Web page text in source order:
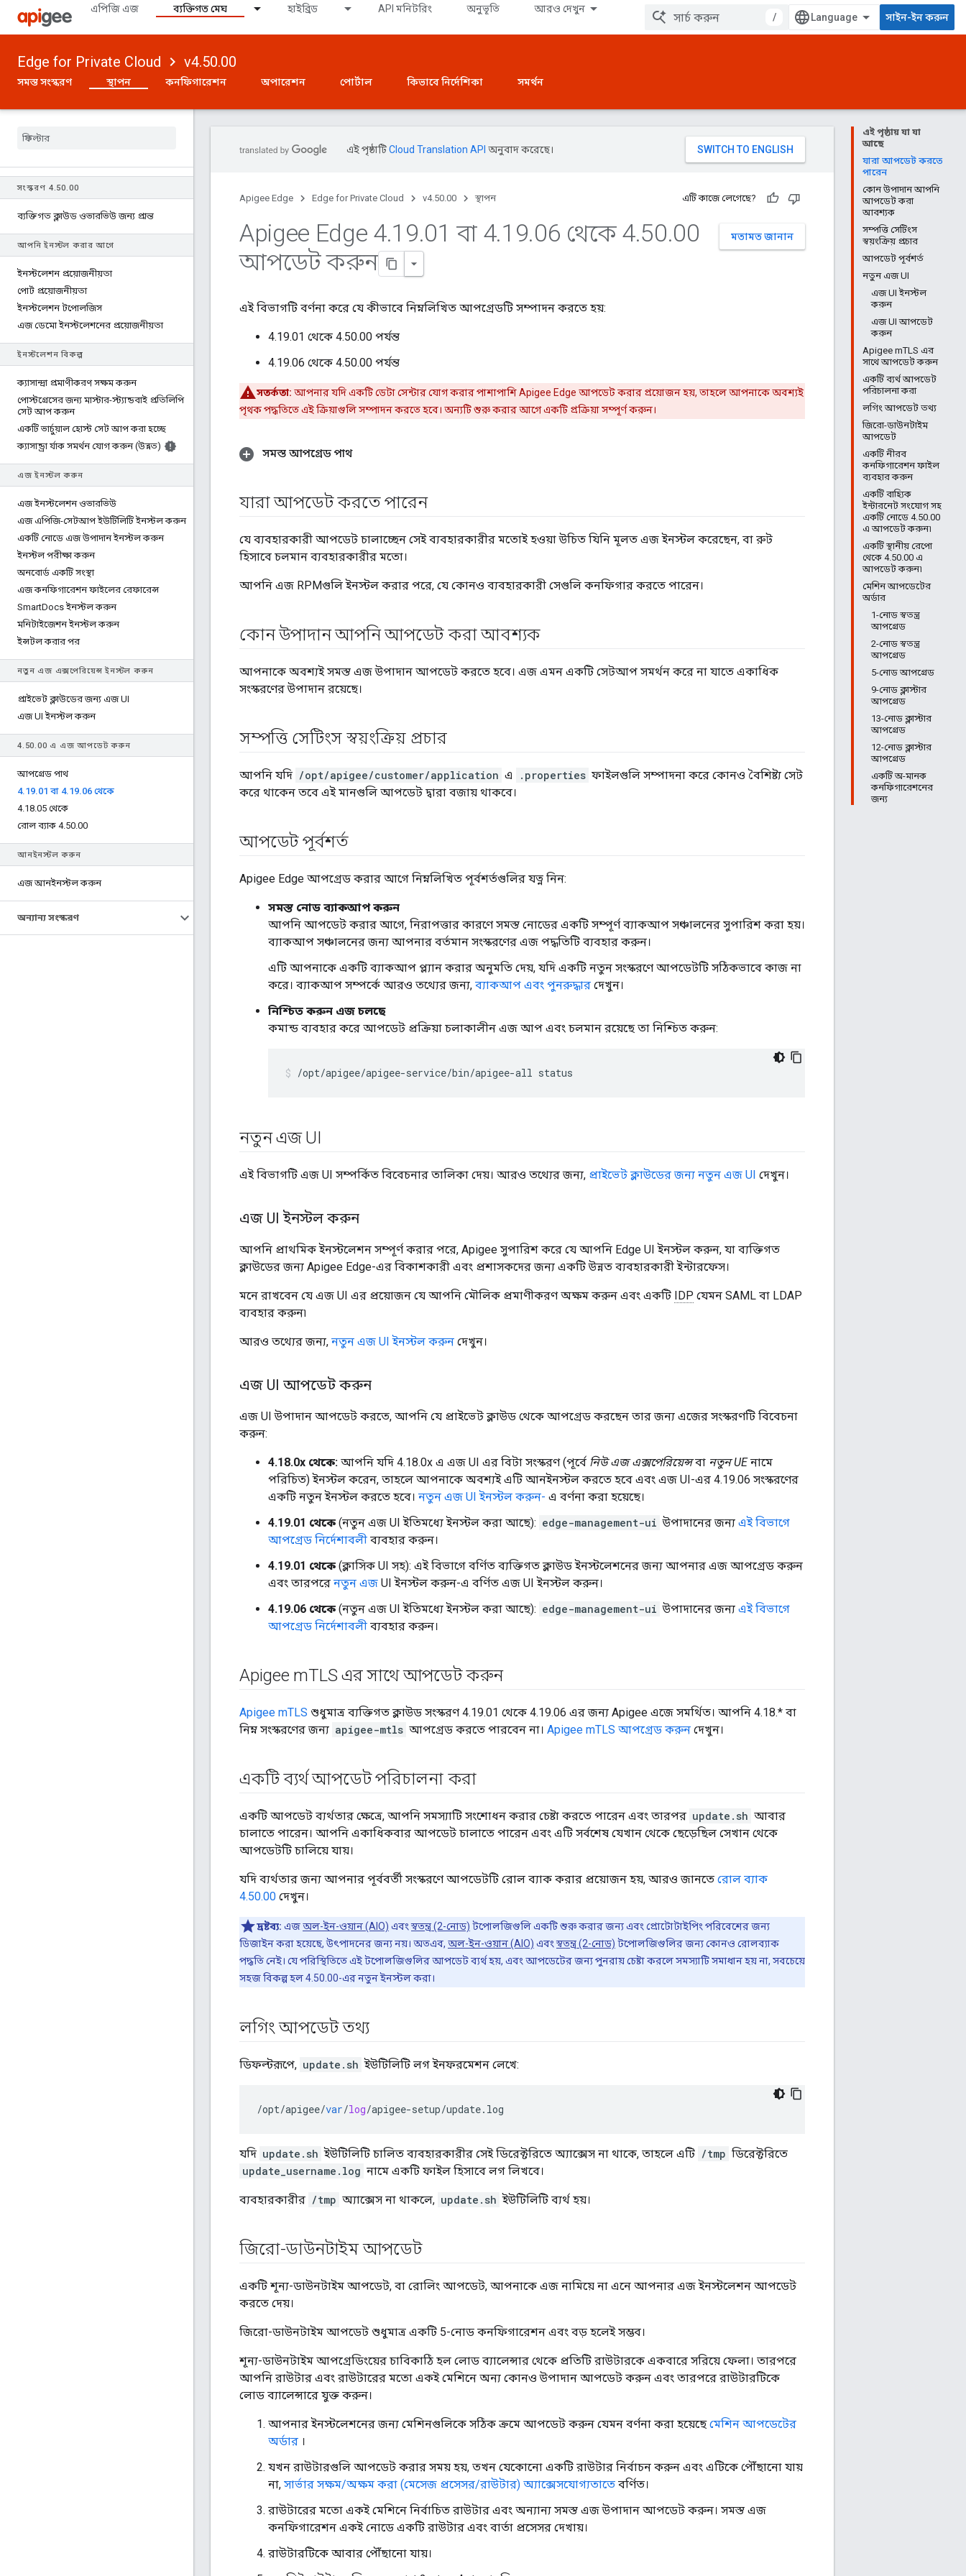
এপিজি এজ ব্যক্তিগত মেঘ হাইব্রিড API মনিটরিং অনুভূতি আরও দেখুন
/ সাইন-ইন করুন
Edge for Private Cloud v4.50.00
সমস্ত সংস্করণ স্থাপন কনফিগারেশন অপারেশন পোর্টাল কিভাবে নির্দেশিকা সমর্থন
সংস্করণ 4.50.00
ব্যক্তিগত ক্লাউড ওভারভিউ জন্য প্রান্ত
আপনি ইনস্টল করার আগে
ইনস্টলেশন প্রয়োজনীয়তা
পোর্ট প্রয়োজনীয়তা
ইনস্টলেশন টপোলজিস
এজ ডেমো ইনস্টলেশনের প্রয়োজনীয়তা
ইনস্টলেশন বিকল্প
ক্যাসান্দ্রা প্রমাণীকরণ সক্ষম করুন
পোস্টগ্রেসের জন্য মাস্টার-স্ট্যান্ডবাই প্রতিলিপি
সেট আপ করুন
একটি ভার্চুয়াল হোস্ট সেট আপ করা হচ্ছে
ক্যাসান্ড্রা র্যাক সমর্থন যোগ করুন (উন্নত)
এজ ইনস্টল করুন
এজ ইনস্টলেশন ওভারভিউ
এজ এপিজি-সেটআপ ইউটিলিটি ইনস্টল করুন
একটি নোডে এজ উপাদান ইনস্টল করুন
ইনস্টল পরীক্ষা করুন
অনবোর্ড একটি সংস্থা
এজ কনফিগারেশন ফাইলের রেফারেন্স
SmartDocs ইনস্টল করুন
মনিটাইজেশন ইনস্টল করুন
ইন্সটল করার পর
নতুন এজ এক্সপেরিয়েন্স ইনস্টল করুন
প্রাইভেট ক্লাউডের জন্য এজ UI
এজ UI ইনস্টল করুন
4. 50.00 এ এজ আপডেট করুন
আপগ্রেড পাথ
4.19.01 বা 4.19.06 থেকে
4.18.05 থেকে
রোল ব্যাক 4.50.00
আনইনস্টল করুন
এজ আনইনস্টল করুন
অন্যান্য সংস্করণ
এই পৃষ্ঠায় যা যা
আছে
যারা আপডেট করতে
পারেন
কোন উপাদান আপনি
আপডেট করা
আবশ্যক
সম্পত্তি সেটিংস
স্বয়ংক্রিয় প্রচার
আপডেট পূর্বশর্ত
নতুন এজ UI
এজ UI ইনস্টল
করুন
এজ UI আপডেট
করুন
Apigee mTLS এর
সাথে আপডেট করুন
একটি ব্যর্থ আপডেট
পরিচালনা করা
লগিং আপডেট তথ্য
জিরো-ডাউনটাইম
আপডেট
একটি নীরব
কনফিগারেশন ফাইল
ব্যবহার করুন
একটি বাহ্যিক
ইন্টারনেট সংযোগ সহ
একটি নোডে 4.50.00
এ আপডেট করুন৷
একটি স্থানীয় রেপো
থেকে 4.50.00 এ
আপডেট করুন৷
মেশিন আপডেটের
অর্ডার
1-নোড স্বতন্ত্র
আপগ্রেড
2-নোড স্বতন্ত্র
আপগ্রেড
5-নোড আপগ্রেড
9-নোড ক্লাস্টার
আপগ্রেড
13-নোড ক্লাস্টার
আপগ্রেড
12-নোড ক্লাস্টার
আপগ্রেড
একটি অ-মানক
কনফিগারেশনের
জন্য
এই পৃষ্ঠাটিCloud Translation API অনুবাদ করেছে।
Apigee Edge Edge for Private Cloud v4.50.00 স্থাপন এটি কাজে লেগেছে?
মতামত জানান
Apigee Edge 4.19.01 বা 4.19.06 থেকে 4.50.00
আপডেট করুন
এই বিভাগটি বর্ণনা করে যে কীভাবে নিম্নলিখিত আপগ্রেডটি সম্পাদন করতে হয়:
4.19.01 থেকে 4.50.00 পর্যন্ত
4.19.06 থেকে 4.50.00 পর্যন্ত
সতর্কতা: আপনার যদি একটি ডেটা সেন্টার যোগ করার পাশাপাশি Apigee Edge আপডেট করার প্রয়োজন হয়, তাহলে আপনাকে অবশ্যই
পৃথক পদ্ধতিতে এই ক্রিয়াগুলি সম্পাদন করতে হবে। অন্যটি শুরু করার আগে একটি প্রক্রিয়া সম্পূর্ণ করুন।
সমস্ত আপগ্রেড পাথ
যারা আপডেট করতে পারেন
যে ব্যবহারকারী আপডেট চালাচ্ছেন সেই ব্যবহারকারীর মতোই হওয়া উচিত যিনি মূলত এজ ইনস্টল করেছেন, বা রুট
হিসাবে চলমান ব্যবহারকারীর মতো।
আপনি এজ RPMগুলি ইনস্টল করার পরে, যে কোনও ব্যবহারকারী সেগুলি কনফিগার করতে পারেন।
কোন উপাদান আপনি আপডেট করা আবশ্যক
আপনাকে অবশ্যই সমস্ত এজ উপাদান আপডেট করতে হবে। এজ এমন একটি সেটআপ সমর্থন করে না যাতে একাধিক
সংস্করণের উপাদান রয়েছে।
সম্পত্তি সেটিংস স্বয়ংক্রিয় প্রচার
আপনি যদি /opt/apigee/customer/application এ .properties ফাইলগুলি সম্পাদনা করে কোনও বৈশিষ্ট্য সেট
করে থাকেন তবে এই মানগুলি আপডেট দ্বারা বজায় থাকবে।
আপডেট পূর্বশর্ত
Apigee Edge আপগ্রেড করার আগে নিম্নলিখিত পূর্বশর্তগুলির যত্ন নিন:
সমস্ত নোড ব্যাকআপ করুন
আপনি আপডেট করার আগে, নিরাপত্তার কারণে সমস্ত নোডের একটি সম্পূর্ণ ব্যাকআপ সঞ্চালনের সুপারিশ করা হয়।
ব্যাকআপ সঞ্চালনের জন্য আপনার বর্তমান সংস্করণের এজ পদ্ধতিটি ব্যবহার করুন।
এটি আপনাকে একটি ব্যাকআপ প্ল্যান করার অনুমতি দেয়, যদি একটি নতুন সংস্করণে আপডেটটি সঠিকভাবে কাজ না
করে। ব্যাকআপ সম্পর্কে আরও তথ্যের জন্য, ব্যাকআপ এবং পুনরুদ্ধার দেখুন।
নিশ্চিত করুন এজ চলছে
কমান্ড ব্যবহার করে আপডেট প্রক্রিয়া চলাকালীন এজ আপ এবং চলমান রয়েছে তা নিশ্চিত করুন:
/opt/apigee/apigee-service/bin/apigee-all status
নতুন এজ UI
এই বিভাগটি এজ UI সম্পর্কিত বিবেচনার তালিকা দেয়। আরও তথ্যের জন্য, প্রাইভেট ক্লাউডের জন্য নতুন এজ UI দেখুন।
এজ UI ইনস্টল করুন
আপনি প্রাথমিক ইনস্টলেশন সম্পূর্ণ করার পরে, Apigee সুপারিশ করে যে আপনি Edge UI ইনস্টল করুন, যা ব্যক্তিগত
ক্লাউডের জন্য Apigee Edge-এর বিকাশকারী এবং প্রশাসকদের জন্য একটি উন্নত ব্যবহারকারী ইন্টারফেস।
মনে রাখবেন যে এজ UI এর প্রয়োজন যে আপনি মৌলিক প্রমাণীকরণ অক্ষম করুন এবং একটি IDP যেমন SAML বা LDAP
ব্যবহার করুন৷
আরও তথ্যের জন্য, নতুন এজ UI ইনস্টল করুন দেখুন।
এজ UI আপডেট করুন
এজ UI উপাদান আপডেট করতে, আপনি যে প্রাইভেট ক্লাউড থেকে আপগ্রেড করছেন তার জন্য এজের সংস্করণটি বিবেচনা
করুন:
4.18.0x থেকে: আপনি যদি 4.18.0x এ এজ UI এর বিটা সংস্করণ (পূর্বে নিউ এজ এক্সপেরিয়েন্সবা নতুন UEনামে
পরিচিত) ইনস্টল করেন, তাহলে আপনাকে অবশ্যই এটি আনইনস্টল করতে হবে এবং এজ UI-এর 4.19.06 সংস্করণের
একটি নতুন ইনস্টল করতে হবে। নতুন এজ UI ইনস্টল করুন- এ বর্ণনা করা হয়েছে।
4.19.01 থেকে (নতুন এজ UI ইতিমধ্যে ইনস্টল করা আছে): edge-management-ui উপাদানের জন্য এই বিভাগে
আপগ্রেড নির্দেশাবলী ব্যবহার করুন।
4.19.01 থেকে (ক্লাসিক UI সহ): এই বিভাগে বর্ণিত ব্যক্তিগত ক্লাউড ইনস্টলেশনের জন্য আপনার এজ আপগ্রেড করুন
এবং তারপরে নতুন এজ UI ইনস্টল করুন-এ বর্ণিত এজ UI ইনস্টল করুন।
4.19.06 থেকে (নতুন এজ UI ইতিমধ্যে ইনস্টল করা আছে): edge-management-ui উপাদানের জন্য এই বিভাগে
আপগ্রেড নির্দেশাবলী ব্যবহার করুন।
Apigee mTLS এর সাথে আপডেট করুন
Apigee mTLS শুধুমাত্র ব্যক্তিগত ক্লাউড সংস্করণ 4.19.01 থেকে 4.19.06 এর জন্য Apigee এজে সমর্থিত। আপনি 4.18.* বা
নিম্ন সংস্করণের জন্য apigee-mtls আপগ্রেড করতে পারবেন না। Apigee mTLS আপগ্রেড করুন দেখুন।
একটি ব্যর্থ আপডেট পরিচালনা করা
একটি আপডেট ব্যর্থতার ক্ষেত্রে, আপনি সমস্যাটি সংশোধন করার চেষ্টা করতে পারেন এবং তারপর update.sh আবার
চালাতে পারেন। আপনি একাধিকবার আপডেট চালাতে পারেন এবং এটি সর্বশেষ যেখান থেকে ছেড়েছিল সেখান থেকে
আপডেটটি চালিয়ে যায়।
যদি ব্যর্থতার জন্য আপনার পূর্ববর্তী সংস্করণে আপডেটটি রোল ব্যাক করার প্রয়োজন হয়, আরও জানতে রোল ব্যাক
4.50.00 দেখুন।
দ্রষ্টব্য: এজঅল-ইন-ওয়ান (AIO) এবংস্বতন্ত্র (2-নোড) টপোলজিগুলি একটি শুরু করার জন্য এবং প্রোটোটাইপিং পরিবেশের জন্য
ডিজাইন করা হয়েছে, উৎপাদনের জন্য নয়। অতএব, অল-ইন-ওয়ান (AIO) এবংস্বতন্ত্র (2-নোড) টপোলজিগুলির জন্য কোনও রোলব্যাক
পদ্ধতি নেই। যে পরিস্থিতিতে এই টপোলজিগুলির আপডেট ব্যর্থ হয়, এবং আপডেটের জন্য পুনরায় চেষ্টা করলে সমস্যাটি সমাধান হয় না, সবচেয়ে
সহজ বিকল্প হল 4.50.00-এর নতুন ইনস্টল করা।
লগিং আপডেট তথ্য
ডিফল্টরূপে, update.sh ইউটিলিটি লগ ইনফরমেশন লেখে:
/opt/apigee/var/log/apigee-setup/update. log
যদি update.sh ইউটিলিটি চালিত ব্যবহারকারীর সেই ডিরেক্টরিতে অ্যাক্সেস না থাকে, তাহলে এটি /tmp ডিরেক্টরিতে
update_username.log নামে একটি ফাইল হিসাবে লগ লিখবে।
ব্যবহারকারীর /tmp অ্যাক্সেস না থাকলে, update.sh ইউটিলিটি ব্যর্থ হয়।
জিরো-ডাউনটাইম আপডেট
একটি শূন্য-ডাউনটাইম আপডেট, বা রোলিং আপডেট, আপনাকে এজ নামিয়ে না এনে আপনার এজ ইনস্টলেশন আপডেট
করতে দেয়।
জিরো-ডাউনটাইম আপডেট শুধুমাত্র একটি 5-নোড কনফিগারেশন এবং বড় হলেই সম্ভব।
শূন্য-ডাউনটাইম আপগ্রেডিংয়ের চাবিকাঠি হল লোড ব্যালেন্সার থেকে প্রতিটি রাউটারকে একবারে সরিয়ে ফেলা। তারপরে
আপনি রাউটার এবং রাউটারের মতো একই মেশিনে অন্য কোনও উপাদান আপডেট করুন এবং তারপরে রাউটারটিকে
লোড ব্যালেন্সারে যুক্ত করুন।
আপনার ইনস্টলেশনের জন্য মেশিনগুলিকে সঠিক ক্রমে আপডেট করুন যেমন বর্ণনা করা হয়েছেমেশিন আপডেটের
অর্ডার ।
যখন রাউটারগুলি আপডেট করার সময় হয়, তখন যেকোনো একটি রাউটার নির্বাচন করুন এবং এটিকে পৌঁছানো যায়
না, সার্ভার সক্ষম/অক্ষম করা (মেসেজ প্রসেসর/রাউটার) অ্যাক্সেসযোগ্যতাতে বর্ণিত।
রাউটারের মতো একই মেশিনে নির্বাচিত রাউটার এবং অন্যান্য সমস্ত এজ উপাদান আপডেট করুন। সমস্ত এজ
কনফিগারেশন একই নোডে একটি রাউটার এবং বার্তা প্রসেসর দেখায়।
রাউটারটিকে আবার পৌঁছানো যায়।